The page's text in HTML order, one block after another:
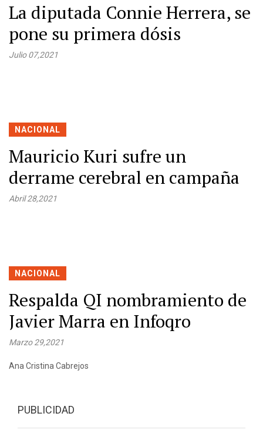
La diputada Connie Herrera, se
pone su primera dósis
Julio 07,2021
NACIONAL
Mauricio Kuri sufre un
derrame cerebral en campaña
Abril 28,2021
NACIONAL
Respalda QI nombramiento de
Javier Marra en Infoqro
Marzo 29,2021
Ana Cristina Cabrejos
PUBLICIDAD